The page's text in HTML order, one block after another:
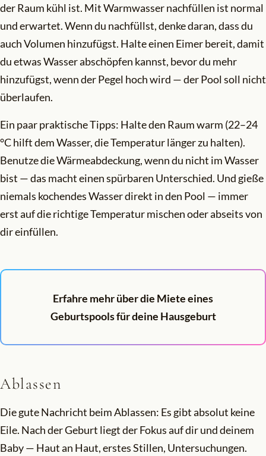
der Raum kühl ist. Mit Warmwasser nachfüllen ist normal
und erwartet. Wenn du nachfüllst, denke daran, dass du
auch Volumen hinzufügst. Halte einen Eimer bereit, damit
du etwas Wasser abschöpfen kannst, bevor du mehr
hinzufügst, wenn der Pegel hoch wird — der Pool soll nicht
überlaufen.
Ein paar praktische Tipps: Halte den Raum warm (22–24
°C hilft dem Wasser, die Temperatur länger zu halten).
Benutze die Wärmeabdeckung, wenn du nicht im Wasser
bist — das macht einen spürbaren Unterschied. Und gieße
niemals kochendes Wasser direkt in den Pool — immer
erst auf die richtige Temperatur mischen oder abseits von
dir einfüllen.
Erfahre mehr über die Miete eines
Geburtspools für deine Hausgeburt
Ablassen
Die gute Nachricht beim Ablassen: Es gibt absolut keine
Eile. Nach der Geburt liegt der Fokus auf dir und deinem
Baby — Haut an Haut, erstes Stillen, Untersuchungen.